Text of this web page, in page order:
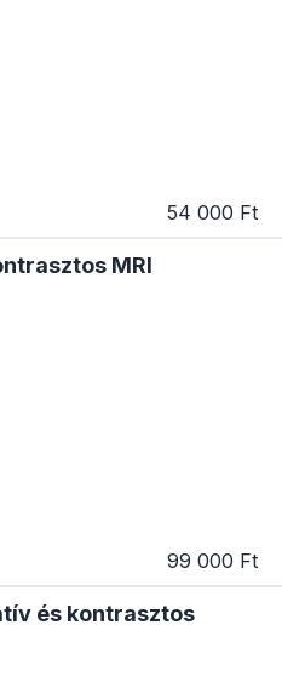
54 000 Ft
MRI
99 000 Ft
és kontrasztos